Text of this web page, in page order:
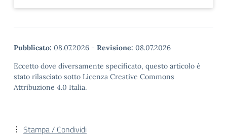
Pubblicato: 08.07.2026 - Revisione: 08.07.2026
Eccetto dove diversamente specificato, questo articolo è
stato rilasciato sotto Licenza Creative Commons
Attribuzione 4.0 Italia.
Stampa / Condividi